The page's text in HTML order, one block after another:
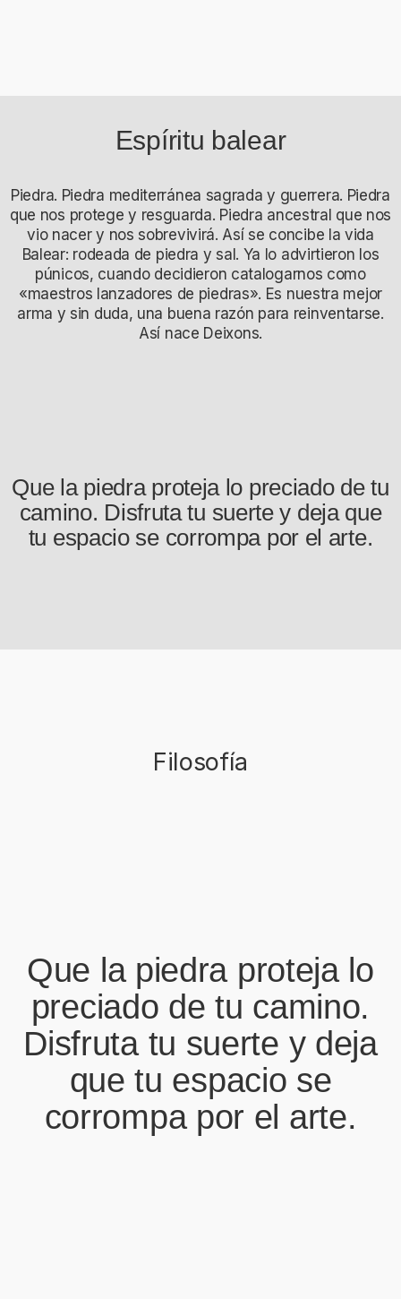
Espíritu balear
Piedra. Piedra mediterránea sagrada y guerrera. Piedra
que nos protege y resguarda. Piedra ancestral que nos
vio nacer y nos sobrevivirá. Así se concibe la vida
Balear: rodeada de piedra y sal. Ya lo advirtieron los
púnicos, cuando decidieron catalogarnos como
«maestros lanzadores de piedras». Es nuestra mejor
arma y sin duda, una buena razón para reinventarse.
Así nace Deixons.
Que la piedra proteja lo preciado de tu
camino. Disfruta tu suerte y deja que
tu espacio se corrompa por el arte.
Filosofía
Que la piedra proteja lo
preciado de tu camino.
Disfruta tu suerte y deja
que tu espacio se
corrompa por el arte.